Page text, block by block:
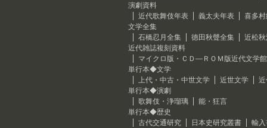
演劇資料
近代歌舞伎年表
義太夫年表
喜多
文学全集
石橋忍月全集
徳田秋聲全集
近松
近代雑誌複刻資料
マイクロ版・ＣＤ―ＲＯＭ版近代文学館
単行本◆文学
上代・中古・中世文学
近世文学
単行本◆演劇
歌舞伎・浄瑠璃
能・狂言
単行本◆歴史
古代交通研究
日本史研究叢書
輸